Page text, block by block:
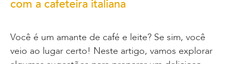
com a cafeteira italiana
Você é um amante de café e leite? Se sim, você
veio ao lugar certo! Neste artigo, vamos explorar